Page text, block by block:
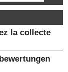
la collecte